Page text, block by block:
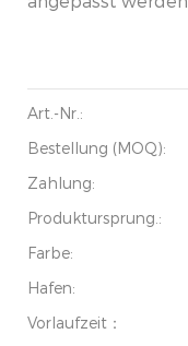
Art.-Nr.:
Bestellung (MOQ):
Zahlung:
Produktursprung.:
Farbe:
Hafen:
Vorlaufzeit：